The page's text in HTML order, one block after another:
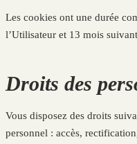
Les cookies ont une durée
l’Utilisateur et 13 mois
Droits des
Vous disposez des droits
personnel : accès,